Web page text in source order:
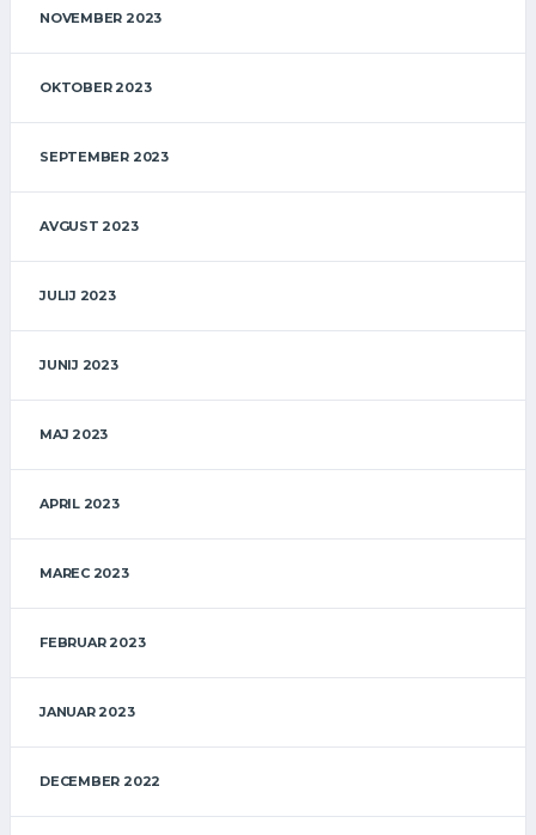
NOVEMBER 2023
OKTOBER 2023
SEPTEMBER 2023
AVGUST 2023
JULIJ 2023
JUNIJ 2023
MAJ 2023
APRIL 2023
MAREC 2023
FEBRUAR 2023
JANUAR 2023
DECEMBER 2022